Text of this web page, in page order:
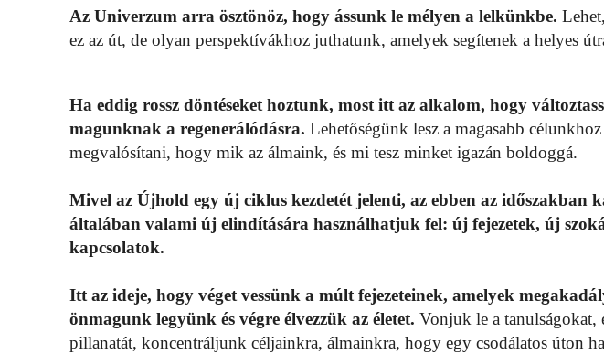
Az Univerzum arra ösztönöz, hogy ássunk le mélyen a lelkünkbe.
ez az út, de olyan perspektívákhoz juthatunk, amelyek segítenek a helyes
Ha eddig rossz döntéseket hoztunk, most itt az alkalom, hogy
magunknak a regenerálódásra. Lehetőségünk lesz a magasabb
megvalósítani, hogy mik az álmaink, és mi tesz minket igazán boldoggá.
Mivel az Újhold egy új ciklus kezdetét jelenti, az ebben az időszakban
általában valami új elindítására használhatjuk fel: új fejezetek, új
kapcsolatok.
Itt az ideje, hogy véget vessünk a múlt fejezeteinek, amelyek
önmagunk legyünk és végre élvezzük az életet. Vonjuk le a tanulságokat,
pillanatát, koncentráljunk céljainkra, álmainkra, hogy egy csodálatos úton